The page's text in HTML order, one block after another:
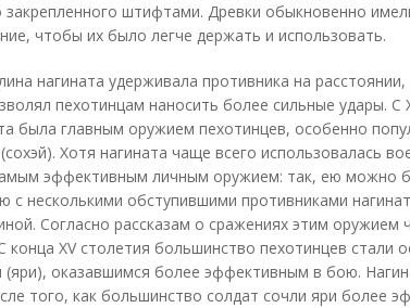
закрепленного штифтами. Древки обыкновенно
чтобы их было легче держать и использовать.
нагината удерживала противника на
пехотинцам наносить более сильные удары. С
была главным оружием пехотинцев, особенно
Хотя нагината чаще всего использовалась
эффективным личным оружием: так, ею можно
с несколькими обступившими противниками
Согласно рассказам о сражениях этим оружием
конца XV столетия большинство пехотинцев стали
оказавшимся более эффективным в бою.
того, как большинство солдат сочли яри более